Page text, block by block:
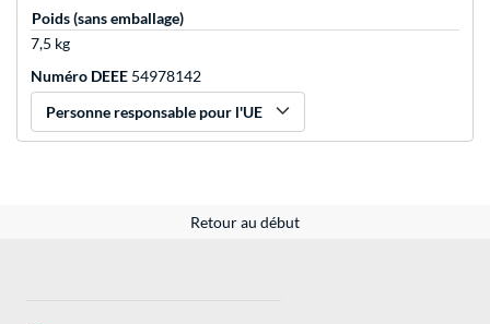
Poids (sans emballage)
7,5 kg
Numéro DEEE 54978142
Personne responsable pour l'UE
Retour au début